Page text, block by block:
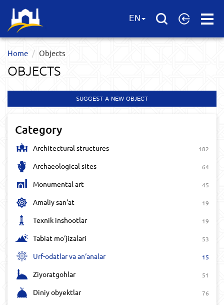
Open
EN
Home Objects
OBJECTS
SUGGEST A NEW OBJECT
Category
Architectural structures 182
Archaeological sites 64
Monumental art 45
Amaliy san‘at 19
Texnik inshootlar 19
Tabiat mo‘jizalari 53
Urf-odatlar va an‘analar 15
Ziyoratgohlar 51
Diniy obyektlar 76